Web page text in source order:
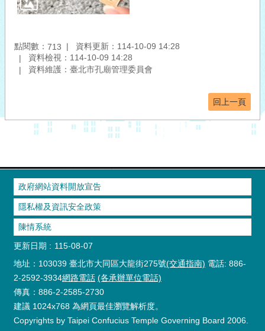
點閱數： 713
資料更新：114-10-09 14:28
資料檢視：114-10-09 14:28
資料維護：臺北市孔廟管理委員會
回上一頁
政府網站資料開放宣告
隱私權及資訊安全政策
陳情系統
更新日期
115-08-07
地址：103039 臺北市大同區大龍街275號(交通指南) 電話: 886-
2-2592-3934網路電話 (各承辦單位電話)
傳真：886-2-2585-2730
建議 1024x768 為網頁最佳瀏覽解析度。
Copyrights by Taipei Confucius Temple Governing Board 2006.